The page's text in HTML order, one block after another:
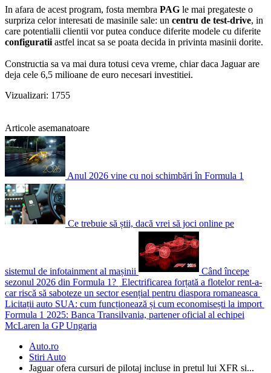
In afara de acest program, fosta membra PAG le mai pregateste o
surpriza celor interesati de masinile sale: un centru de test-drive, in
care potentialii clientii vor putea conduce diferite modele cu diferite
configuratii astfel incat sa se poata decida in privinta masinii dorite.
Constructia sa va mai dura totusi ceva vreme, chiar daca Jaguar are
deja cele 6,5 milioane de euro necesari investitiei.
Vizualizari: 1755
Articole asemanatoare
Anul 2026 vine cu noi schimbări în Formula 1
Ce trebuie să știi, dacă vrei să joci online pe
sistemul de infotainment al mașinii
Când începe
sezonul 2026 din Formula 1? Electrificarea forțată a flotelor rent-a-
car riscă să saboteze un sector esențial pentru diaspora romaneasca
Licitații auto SUA: cum funcționează și cum economisești la import
Formula 1 2025: Banca Transilvania, partener oficial al echipei
McLaren la GP Ungaria
Auto.ro
Stiri Auto
Jaguar ofera cursuri de pilotaj incluse in pretul lui XFR si...